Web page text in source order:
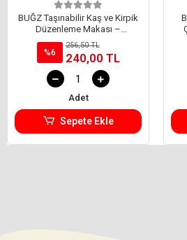
BUĞZ Taşınabilir Kaş ve Kirpik
Düzenleme Makası –
Ergonomik Tasarım Yeni Nesil
%6
256,50 TL
240,00 TL
Adet
Sepete Ekle